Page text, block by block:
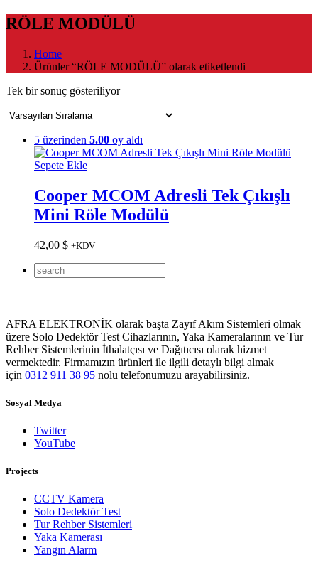
RÖLE MODÜLÜ
Home
Ürünler “RÖLE MODÜLÜ” olarak etiketlendi
Tek bir sonuç gösteriliyor
5 üzerinden 5.00 oy aldı
Sepete Ekle
Cooper MCOM Adresli Tek Çıkışlı
Mini Röle Modülü
42,00 $ +KDV
AFRA ELEKTRONİK olarak başta Zayıf Akım Sistemleri olmak
üzere Solo Dedektör Test Cihazlarının, Yaka Kameralarının ve Tur
Rehber Sistemlerinin İthalatçısı ve Dağıtıcısı olarak hizmet
vermektedir. Firmamızın ürünleri ile ilgili detaylı bilgi almak
için 0312 911 38 95 nolu telefonumuzu arayabilirsiniz.
Sosyal Medya
Twitter
YouTube
Projects
CCTV Kamera
Solo Dedektör Test
Tur Rehber Sistemleri
Yaka Kamerası
Yangın Alarm